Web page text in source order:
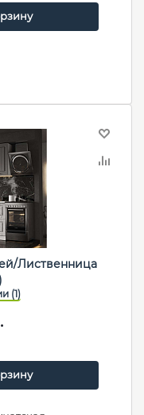
Лиственница